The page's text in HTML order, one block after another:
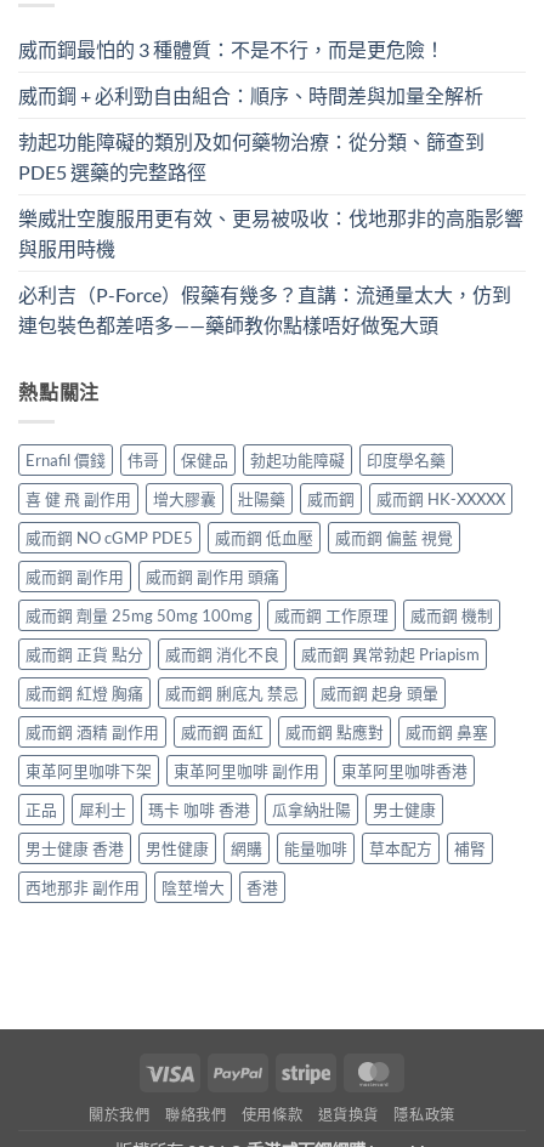
威而鋼最怕的 3 種體質：不是不行，而是更危險！
威而鋼 + 必利勁自由組合：順序、時間差與加量全解析
勃起功能障礙的類別及如何藥物治療：從分類、篩查到
PDE5 選藥的完整路徑
樂威壯空腹服用更有效、更易被吸收：伐地那非的高脂影響
與服用時機
必利吉（P-Force）假藥有幾多？直講：流通量太大，仿到
連包裝色都差唔多——藥師教你點樣唔好做冤大頭
熱點關注
Ernafil 價錢 伟哥 保健品 勃起功能障礙
印度學名藥
喜 健 飛 副作用
增大膠囊 壯陽藥 威而鋼
威而鋼 HK-XXXXX
威而鋼 NO cGMP PDE5
威而鋼 低血壓
威而鋼 偏藍 視覺
威而鋼 副作用
威而鋼 副作用 頭痛
威而鋼 劑量 25mg 50mg 100mg
威而鋼 工作原理
威而鋼 機制
威而鋼 正貨 點分
威而鋼 消化不良
威而鋼 異常勃起 Priapism
威而鋼 紅燈 胸痛
威而鋼 脷底丸 禁忌
威而鋼 起身 頭暈
威而鋼 酒精 副作用
威而鋼 面紅 威而鋼 點應對
威而鋼 鼻塞
東革阿里咖啡下架
東革阿里咖啡 副作用
東革阿里咖啡香港
正品
犀利士 瑪卡 咖啡 香港 瓜拿納壯陽
男士健康
男士健康 香港
男性健康 網購 能量咖啡 草本配方
補腎
西地那非 副作用
陰莖增大 香港
Visa PayPal Stripe
關於我們 聯絡我們 使用條款 退貨換貨 隱私政策